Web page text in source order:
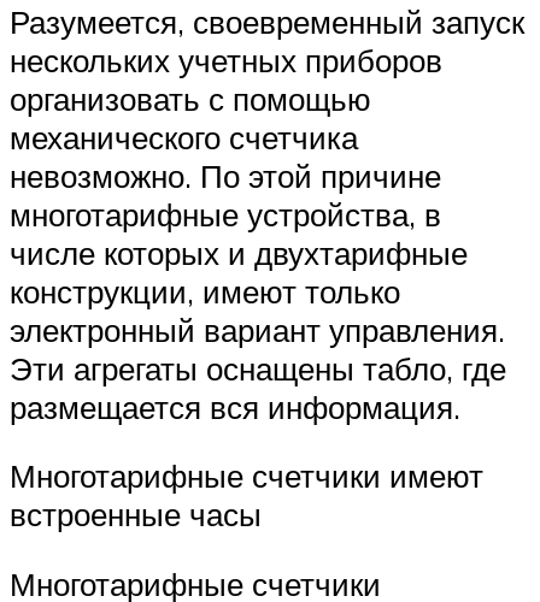
Разумеется, своевременный запуск
нескольких учетных приборов
организовать с помощью
механического счетчика
невозможно. По этой причине
многотарифные устройства, в
числе которых и двухтарифные
конструкции, имеют только
электронный вариант управления.
Эти агрегаты оснащены табло, где
размещается вся информация.
Многотарифные счетчики имеют
встроенные часы
Многотарифные счетчики